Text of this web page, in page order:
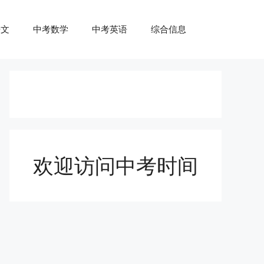
中考数学 中考英语 综合信息
欢迎访问中考时间